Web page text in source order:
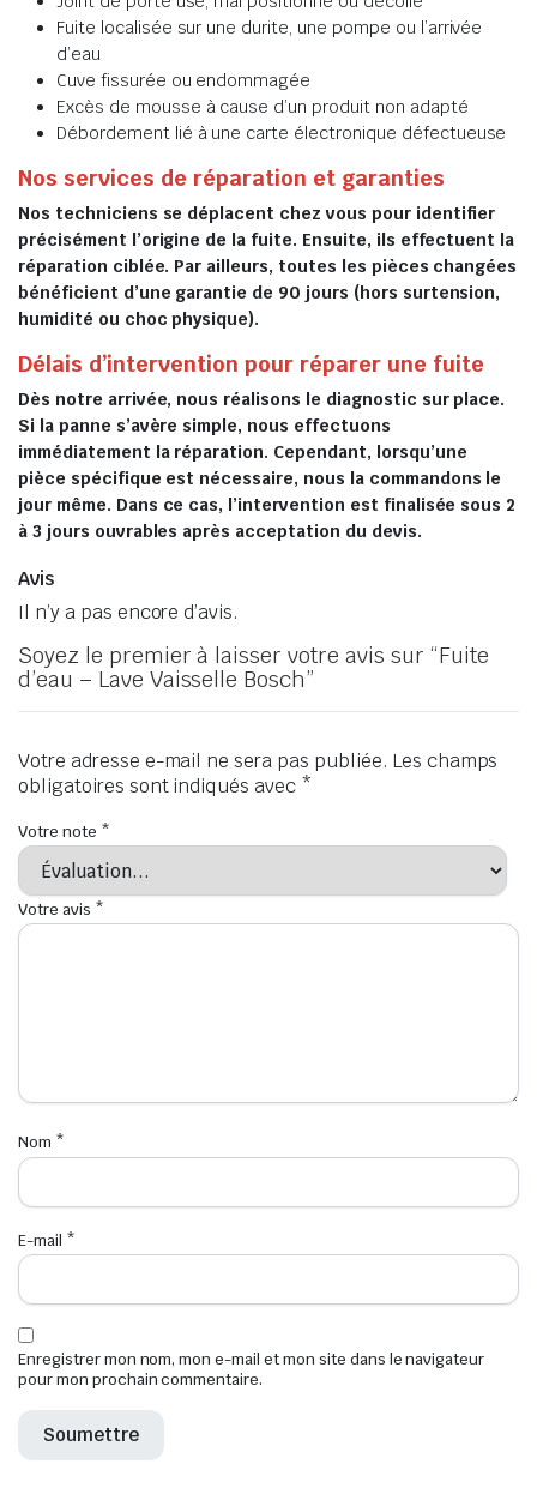
Fuite localisée sur une durite, une pompe ou l’arrivée
d’eau
Cuve fissurée ou endommagée
Excès de mousse à cause d’un produit non adapté
Débordement lié à une carte électronique défectueuse
Nos services de réparation et garanties
Nos techniciens se déplacent chez vous pour identifier
précisément l’origine de la fuite. Ensuite, ils effectuent la
réparation ciblée. Par ailleurs, toutes les pièces changées
bénéficient d’une garantie de 90 jours (hors surtension,
humidité ou choc physique).
Délais d’intervention pour réparer une fuite
Dès notre arrivée, nous réalisons le diagnostic sur place.
Si la panne s’avère simple, nous effectuons
immédiatement la réparation. Cependant, lorsqu’une
pièce spécifique est nécessaire, nous la commandons le
jour même. Dans ce cas, l’intervention est finalisée sous 2
à 3 jours ouvrables après acceptation du devis.
Avis
Il n’y a pas encore d’avis.
Soyez le premier à laisser votre avis sur “Fuite
d’eau – Lave Vaisselle Bosch”
Votre adresse e-mail ne sera pas publiée. Les champs
obligatoires sont indiqués avec *
Votre note *
Votre avis *
Nom *
E-mail *
Enregistrer mon nom, mon e-mail et mon site dans le navigateur
pour mon prochain commentaire.